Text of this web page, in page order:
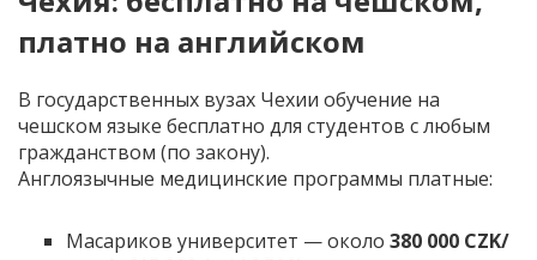
платно на английском
В государственных вузах Чехии обучение на
чешском языке бесплатно для студентов с любым
гражданством (по закону).
Англоязычные медицинские программы платные:
Масариков университет — около 380 000 CZK/